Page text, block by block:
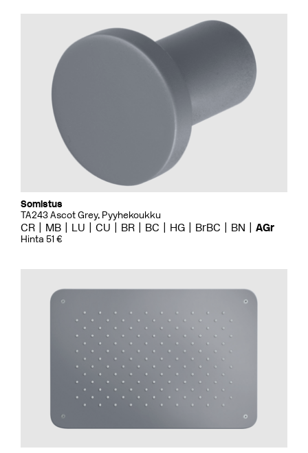
Somistus
TA243 Ascot Grey, Pyyhekoukku
CR MB LU CU BR BC HG BrBC BN AGr
Hinta 51 €